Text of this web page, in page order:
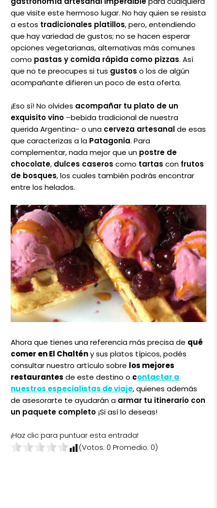
que visite este hermoso lugar. No hay quien se resista
a estos tradicionales platillos, pero, entendiendo
que hay variedad de gustos; no se hacen esperar
opciones vegetarianas, alternativas más comunes
como pastas y comida rápida como pizzas. Así
que no te preocupes si tus gustos o los de algún
acompañante difieren un poco de esta oferta.
¡Eso sí! No olvides acompañar tu plato de un
exquisito vino –bebida tradicional de nuestra
querida Argentina- o una cerveza artesanalde esas
que caracterizas a la Patagonia. Para
complementar, nada mejor que un postre de
chocolate, dulces caseros como tartas con frutos
de bosques, los cuales también podrás encontrar
entre los helados.
Ahora que tienes una referencia más precisa de qué
comer en El Chaltény sus platos típicos, podés
consultar nuestro artículo sobre los mejores
restaurantes de este destino o contactar a
nuestros especialistas de viaje, quienes además
de asesorarte te ayudarán a armar tu itinerario con
un paquete completo ¡Si así lo deseas!
¡Haz clic para puntuar esta entrada!
(Votos:0 Promedio:0)